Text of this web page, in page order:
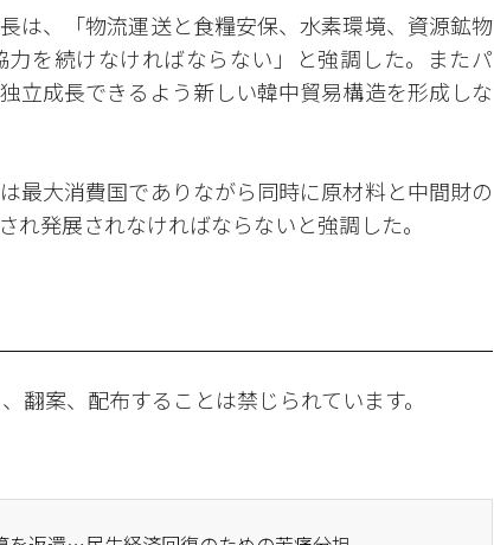
は、「物流運送と食糧安保、水素環境、資源鉱物
を続けなければならない」と強調した。またパ
立成長できるよう新しい韓中貿易構造を形成しな
最大消費国でありながら同時に原材料と中間財の
発展されなければならないと強調した。
翻案、配布することは禁じられています。